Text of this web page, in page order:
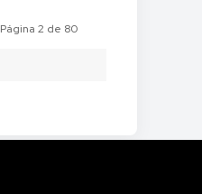
Página 2 de 80